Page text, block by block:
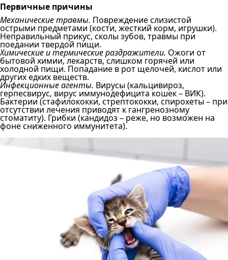
Первичные причины
Механические травмы. Повреждение слизистой
острыми предметами (кости, жесткий корм, игрушки).
Неправильный прикус, сколы зубов, травмы при
поедании твердой пищи.
Химические и термические раздражители. Ожоги от
бытовой химии, лекарств, слишком горячей или
холодной пищи. Попадание в рот щелочей, кислот или
других едких веществ.
Инфекционные агенты. Вирусы (кальцивироз,
герпесвирус, вирус иммунодефицита кошек – ВИК).
Бактерии (стафилококки, стрептококки, спирохеты – при
отсутствии лечения приводят к гангренозному
стоматиту). Грибки (кандидоз – реже, но возможен на
фоне сниженного иммунитета).